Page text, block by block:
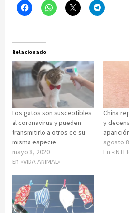
Relacionado
Los gatos son susceptibles
al coronavirus y pueden
transmitirlo a otros de su
misma especie
mayo 8, 2020
En «VIDA ANIMAL»
China
y
agosto
En